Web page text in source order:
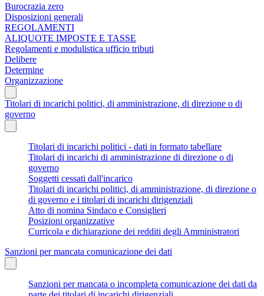
Burocrazia zero
Disposizioni generali
REGOLAMENTI
ALIQUOTE IMPOSTE E TASSE
Regolamenti e modulistica ufficio tributi
Delibere
Determine
Organizzazione
Titolari di incarichi politici, di amministrazione, di direzione o di
governo
Titolari di incarichi politici - dati in formato tabellare
Titolari di incarichi di amministrazione di direzione o di
governo
Soggetti cessati dall'incarico
Titolari di incarichi politici, di amministrazione, di direzione o
di governo e i titolari di incarichi dirigenziali
Atto di nomina Sindaco e Consiglieri
Posizioni organizzative
Curricola e dichiarazione dei redditi degli Amministratori
Sanzioni per mancata comunicazione dei dati
Sanzioni per mancata o incompleta comunicazione dei dati da